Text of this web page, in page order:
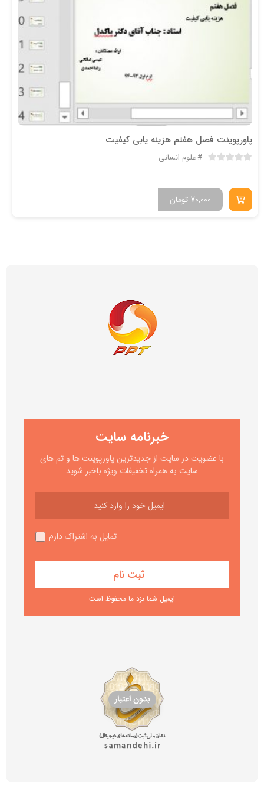
پاورپوینت فصل هفتم هزینه یابی کیفیت
علوم انسانی
تومان 70,000
خبرنامه سایت
با عضویت در سایت از جدیدترین پاورپوینت ها و تم های
سایت به همراه تخفیفات ویژه باخبر شوید
تمایل به اشتراک دارم
ایمیل شما نزد ما محفوظ است